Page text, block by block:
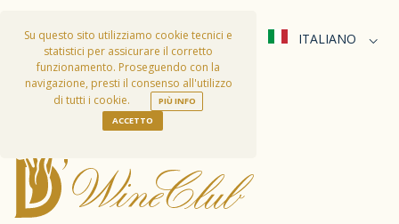
Su questo sito utilizziamo cookie tecnici e
statistici per assicurare il corretto
funzionamento. Proseguendo con la
navigazione, presti il consenso all'utilizzo
di tutti i cookie.
PIÙ INFO
ACCETTO
ITALIANO
Per chi ha sete di stelle
Vini, esperienze, lifestyle